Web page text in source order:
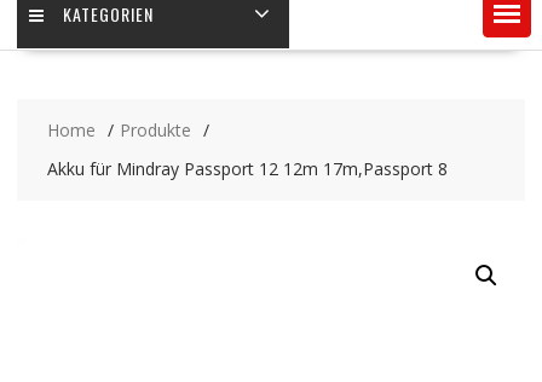
KATEGORIEN
Home
Produkte
Akku für Mindray Passport 12 12m 17m,Passport 8